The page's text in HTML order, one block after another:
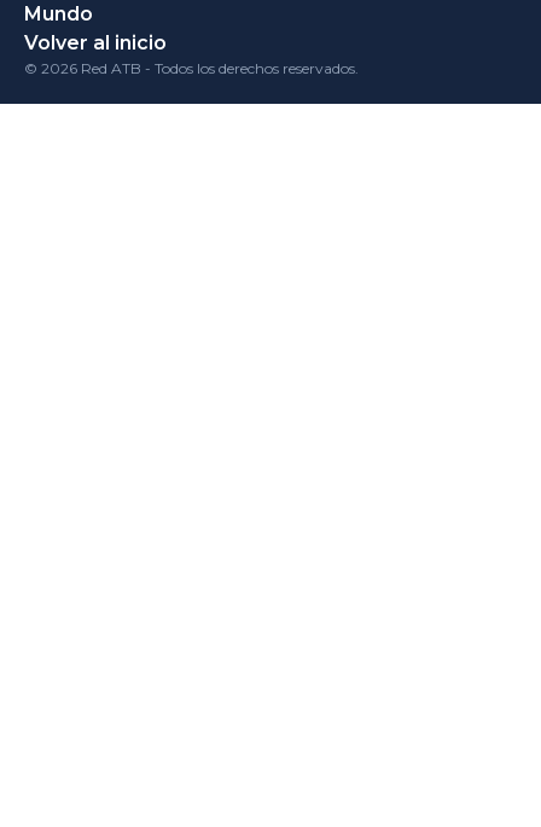
Mundo
Volver al inicio
© 2026 Red ATB - Todos los derechos reservados.